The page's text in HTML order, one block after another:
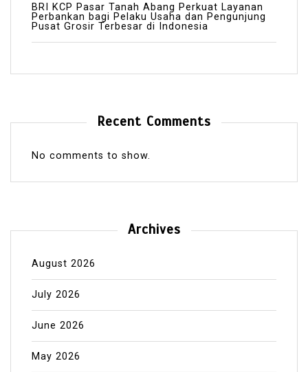
BRI KCP Pasar Tanah Abang Perkuat Layanan
Perbankan bagi Pelaku Usaha dan Pengunjung
Pusat Grosir Terbesar di Indonesia
Recent Comments
No comments to show.
Archives
August 2026
July 2026
June 2026
May 2026